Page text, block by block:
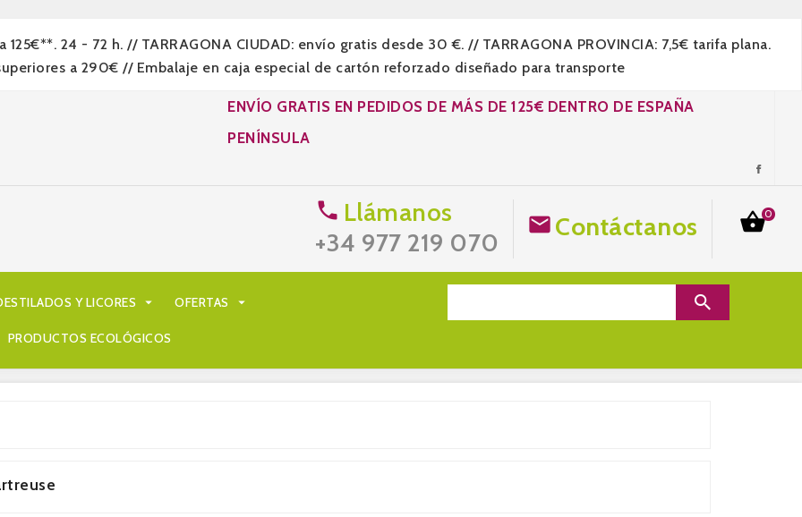
24 - 72 h. // TARRAGONA CIUDAD: envío gratis desde 30 €. // TARRAGONA PROVINCIA: 7,5€ tarifa plana.
a 290€ // Embalaje en caja especial de cartón reforzado diseñado para transporte
ENVÍO GRATIS EN PEDIDOS DE MÁS DE 125€ DENTRO DE ESPAÑA
PENÍNSULA
 Llámanos
+34 977 219 070
 Contáctanos 0
Y LICORES  OFERTAS 
PRODUCTOS ECOLÓGICOS